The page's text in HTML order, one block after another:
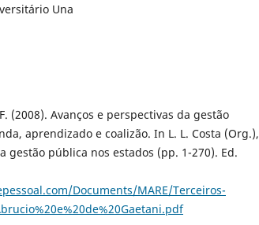
Una
(2008). Avanços e perspectivas da gestão
aprendizado e coalizão. In L. L. Costa (Org.),
gestão pública nos estados (pp. 1-270). Ed.
Documents/MARE/Terceiros-